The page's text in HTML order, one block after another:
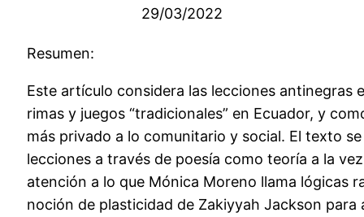
29/03/2022
Resumen:
Este artículo considera las lecciones antinegras
rimas y juegos “tradicionales” en Ecuador, y
más privado a lo comunitario y social. El texto
lecciones a través de poesía como teoría a la
atención a lo que Mónica Moreno llama lógicas
noción de plasticidad de Zakiyyah Jackson para